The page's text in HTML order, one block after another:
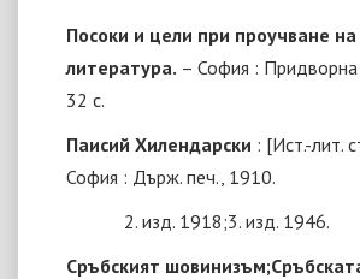
Посоки и цели при проучване
литература. – София :
32 с.
Паисий Хилендарски : [Ист.-лит.
София : Държ. печ., 1910.
2. изд. 1918;3. изд. 1946.
Сръбският шовинизъм;